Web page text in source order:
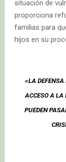
situación de
proporciona
familias para
hijos en su
«LA DEFENSA
ACCESO A LA
PUEDEN